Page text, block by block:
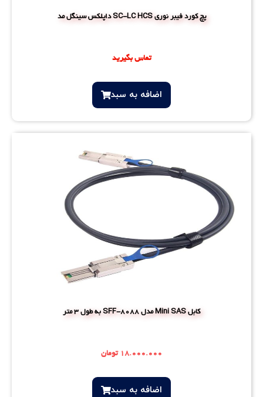
پچ کورد فیبر نوری SC-LC HCS داپلکس سینگل مد
تماس بگیرید
اضافه‌ به سبد
کابل Mini SAS مدل SFF-8088 به طول 3 متر
۱۸.۰۰۰.۰۰۰ تومان
اضافه‌ به سبد